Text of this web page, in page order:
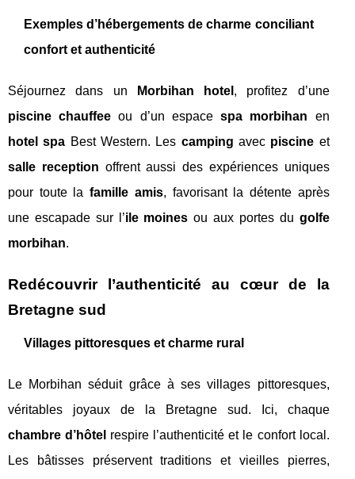
Exemples d’hébergements de charme conciliant
confort et authenticité
Séjournez dans un Morbihan hotel , profitez d’une
piscine chauffee ou d’un espacespa morbihan en
hotel spa Best Western. Les camping avec piscine et
salle reception offrent aussi des expériences uniques
pour toute lafamille amis, favorisant la détente après
une escapade sur l’ile moines ou aux portes du golfe
morbihan.
Redécouvrir l’authenticité au cœur de la
Bretagne sud
Villages pittoresques et charme rural
Le Morbihan séduit grâce à ses villages pittoresques,
véritables joyaux de la Bretagne sud. Ici, chaque
chambre d’hôtel respire l’authenticité et le confort local.
Les bâtisses préservent traditions et vieilles pierres,